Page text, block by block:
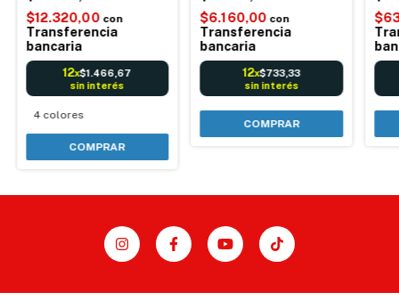
$12.320,00 con
Transferencia
bancaria
12x$1.466,67
sin interés
4 colores
COMPRAR
$6.160,00 con
Transferencia
bancaria
12x$733,33
sin interés